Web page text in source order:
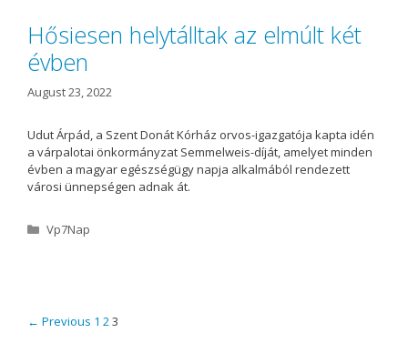
o
r
i
e
s
Hősiesen helytálltak az elmúlt két
évben
August 23, 2022
Udut Árpád, a Szent Donát Kórház orvos-igazgatója kapta idén
a várpalotai önkormányzat Semmelweis-díját, amelyet minden
évben a magyar egészségügy napja alkalmából rendezett
városi ünnepségen adnak át.
C
o
r
Vp7Nap
P
← Previous 1 23